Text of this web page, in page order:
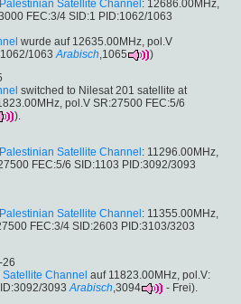
Satellite Channel : 12686.00MHz,
FEC:3/4 SID:1 PID:1062/1063
wurde auf 12635.00MHz, pol.V
1063 Arabisch,1065
)
switched to Nilesat 201 satellite at
pol.V SR:27500 FEC:5/6
).
Satellite Channel : 11296.00MHz,
FEC:5/6 SID:1103 PID:3092/3093
Satellite Channel : 11355.00MHz,
FEC:3/4 SID:2603 PID:3103/3203
26
Channel auf 11823.00MHz, pol.V:
3093 Arabisch,3094
- Frei).